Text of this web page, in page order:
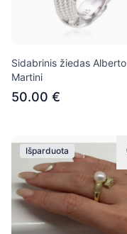
Sidabrinis žiedas Alberto
Martini
50.00 €
Išparduota